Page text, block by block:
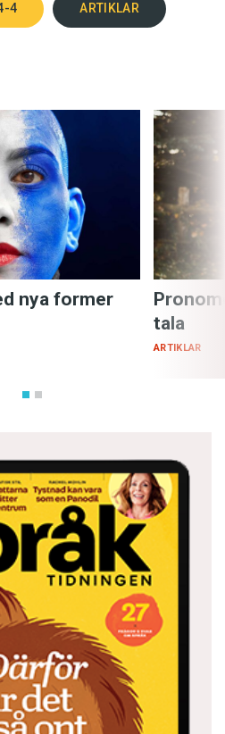
4 ARTIKLAR
nya former
tala
ARTIKLAR